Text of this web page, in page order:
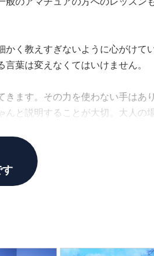
かく教えすぎないように心がけて
葉は変えなくてはいけません。
きます。その力を使わない手はあ
んと説明することが大切。大人の
す